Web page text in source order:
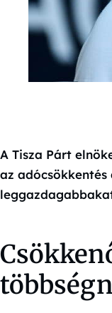
A Tisza Párt
az